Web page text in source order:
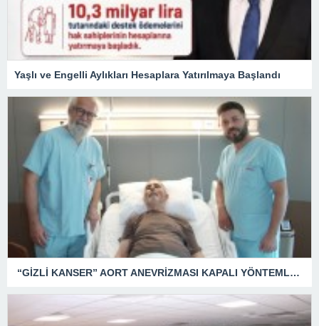
Yaşlı ve Engelli Aylıkları Hesaplara Yatırılmaya Başlandı
“GİZLİ KANSER” AORT ANEVRİZMASI KAPALI YÖNTEMLE TEDAVİ EDİLDİ